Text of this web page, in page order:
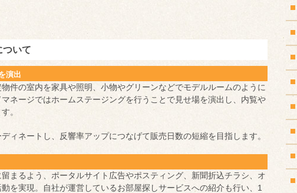
ついて
演出
件の室内を家具や照明、小物やグリーンなどでモデルルームのように
ネージではホームステージングを行うことで見せ場を演出し、内覧や
。
ィネートし、反響率アップにつなげて販売日数の短縮を目指します。
まるよう、ポータルサイト広告やポスティング、新聞折込チラシ、オ
を実現。自社が運営しているお部屋探しサービスへの紹介も行い、1